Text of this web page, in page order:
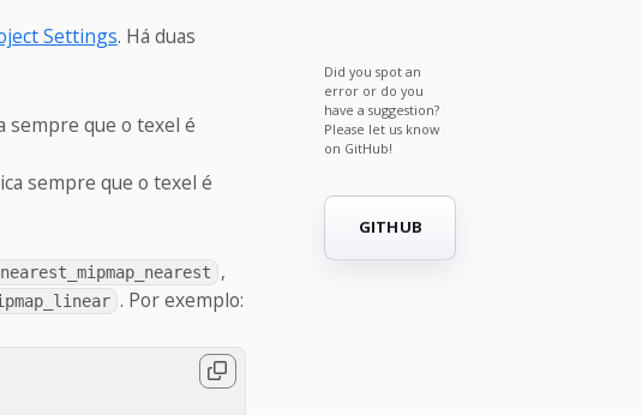
Settings. Há duas
sempre que o texel é
sempre que o texel é
nearest_mipmap_nearest ,
. Por exemplo:
Did you spot an
error or do you
have a suggestion?
Please let us know
on GitHub!
GITHUB